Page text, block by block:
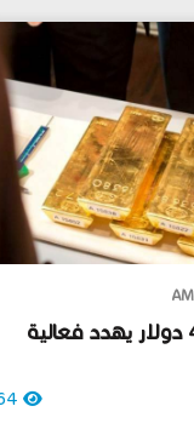
صعود الذهب نحو 4700 دولار يهدد فعالية